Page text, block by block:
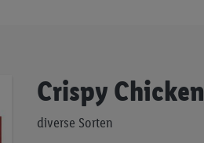
Crispy Chicken
diverse Sorten
Anfang
Bildgalerie